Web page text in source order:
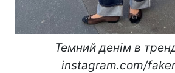
Темний денім в
instagram.com/